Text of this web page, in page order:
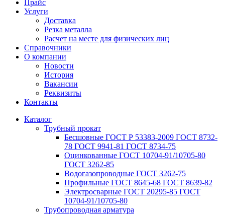
Прайс
Услуги
Доставка
Резка металла
Расчет на месте для физических лиц
Справочники
О компании
Новости
История
Вакансии
Реквизиты
Контакты
Каталог
Трубный прокат
Беcшовные ГОСТ Р 53383-2009 ГОСТ 8732-
78 ГОСТ 9941-81 ГОСТ 8734-75
Оцинкованные ГОСТ 10704-91/10705-80
ГОСТ 3262-85
Водогазопроводные ГОСТ 3262-75
Профильные ГОСТ 8645-68 ГОСТ 8639-82
Электросварные ГОСТ 20295-85 ГОСТ
10704-91/10705-80
Трубопроводная арматура